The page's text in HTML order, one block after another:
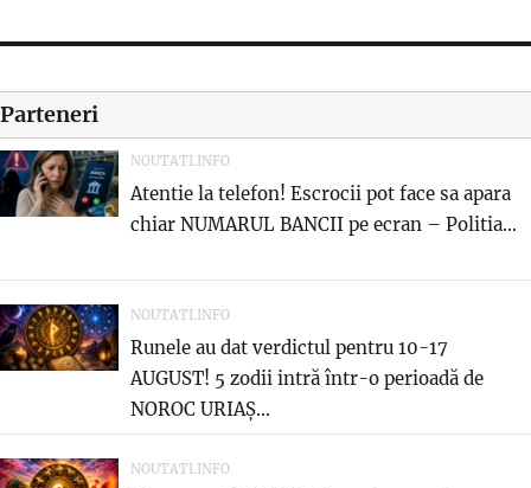
Parteneri
NOUTATI.INFO
Atentie la telefon! Escrocii pot face sa apara
chiar NUMARUL BANCII pe ecran – Politia...
NOUTATI.INFO
Runele au dat verdictul pentru 10-17
AUGUST! 5 zodii intră într-o perioadă de
NOROC URIAȘ...
NOUTATI.INFO